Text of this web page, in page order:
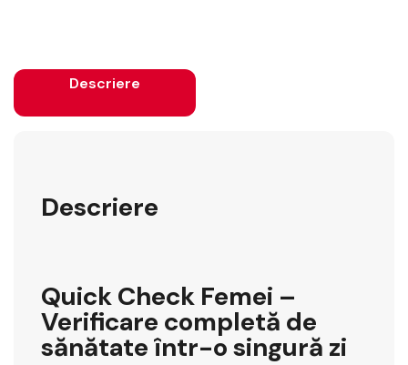
Descriere
Descriere
Quick Check Femei –
Verificare completă de
sănătate într-o singură zi